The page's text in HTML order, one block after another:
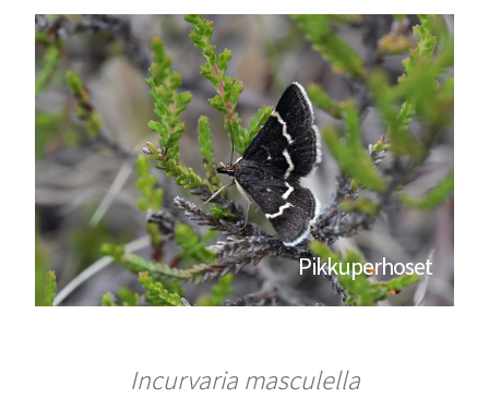
Pikkuperhoset
Incurvaria masculella